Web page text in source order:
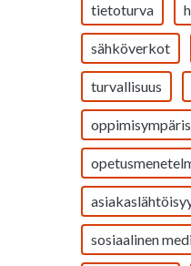
tietoturva
sähköverkot
turvallisuus
sosiaalinen